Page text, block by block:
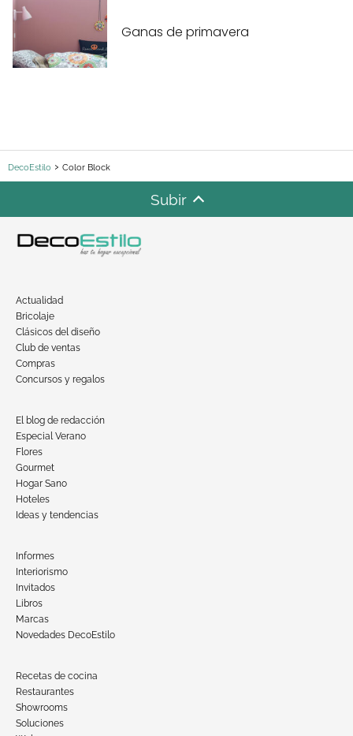
Ganas de primavera
DecoEstilo Color Block
Subir
Actualidad
Bricolaje
Clásicos del diseño
Club de ventas
Compras
Concursos y regalos
El blog de redacción
Especial Verano
Flores
Gourmet
Hogar Sano
Hoteles
Ideas y tendencias
Informes
Interiorismo
Invitados
Libros
Marcas
Novedades DecoEstilo
Recetas de cocina
Restaurantes
Showrooms
Soluciones